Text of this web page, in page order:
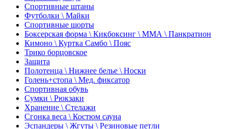
Спортивные штаны
Футболки \ Майки
Спортивные шорты
Боксерская форма \ Кикбоксинг \ ММА \ Панкратион
Кимоно \ Куртка Самбо \ Пояс
Трико борцовское
Защита
Полотенца \ Нижнее белье \ Носки
Голень+стопа \ Мед. фиксатор
Спортивная обувь
Сумки \ Рюкзаки
Хранение \ Стелажи
Сгонка веса \ Костюм сауна
Эспандеры \ Жгуты \ Резиновые петли